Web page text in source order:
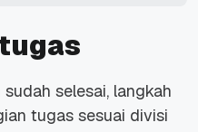
selesai, langkah
tugas sesuai divisi